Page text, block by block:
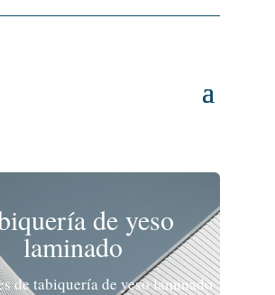
de yeso
laminado
de tabiquería de yeso laminado